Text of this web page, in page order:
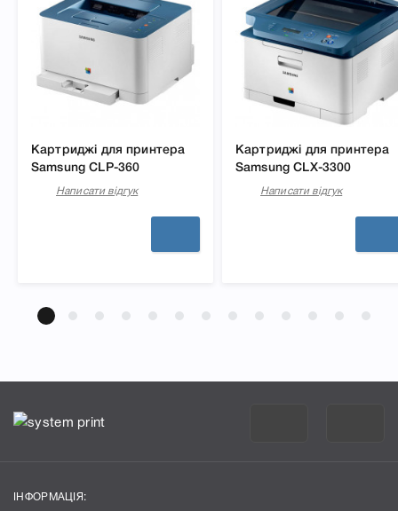
Картриджі для принтера
Samsung CLP-360
Написати відгук
Картриджі для принтера
Samsung CLX-3300
Написати відгук
ІНФОРМАЦІЯ: